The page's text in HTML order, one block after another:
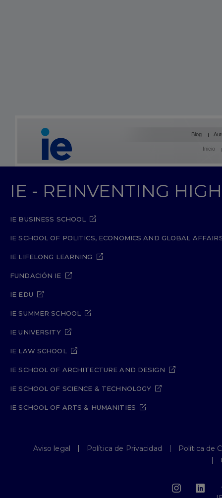
Blog
Inicio
IE - REINVENTING
IE BUSINESS SCHOOL
IE SCHOOL OF POLITICS, ECONOMICS AND GLOBAL
IE LIFELONG LEARNING
FUNDACIÓN IE
IE EDU
IE SUMMER SCHOOL
IE UNIVERSITY
IE LAW SCHOOL
IE SCHOOL OF ARCHITECTURE AND DESIGN
IE SCHOOL OF SCIENCE & TECHNOLOGY
IE SCHOOL OF ARTS & HUMANITIES
Aviso legal Política de Privacidad
Política de